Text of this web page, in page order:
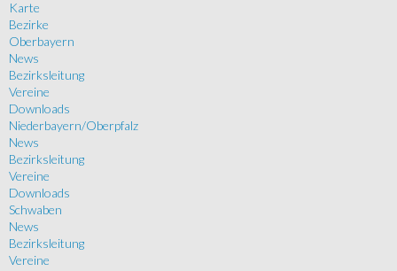
Karte
Bezirke
Oberbayern
News
Bezirksleitung
Vereine
Downloads
Niederbayern/Oberpfalz
News
Bezirksleitung
Vereine
Downloads
Schwaben
News
Bezirksleitung
Vereine